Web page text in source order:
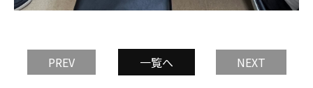
PREV 一覧へ NEXT